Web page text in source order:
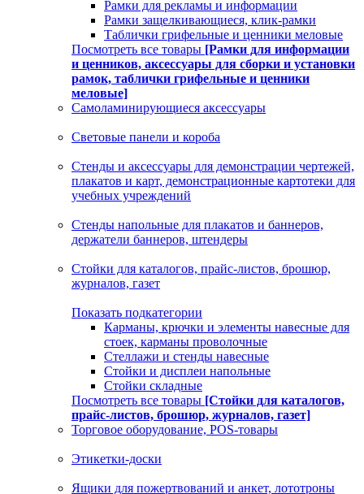
Рамки для рекламы и информации
Рамки защелкивающиеся, клик-рамки
Таблички грифельные и ценники меловые
Посмотреть все товары [Рамки для информации
и ценников, аксессуары для сборки и установки
рамок, таблички грифельные и ценники
меловые]
Самоламинирующиеся аксессуары
Световые панели и короба
Стенды и аксессуары для демонстрации чертежей,
плакатов и карт, демонстрационные картотеки для
учебных учреждений
Стенды напольные для плакатов и баннеров,
держатели баннеров, штендеры
Стойки для каталогов, прайс-листов, брошюр,
журналов, газет
Показать подкатегории
Карманы, крючки и элементы навесные для
стоек, карманы проволочные
Стеллажи и стенды навесные
Стойки и дисплеи напольные
Стойки складные
Посмотреть все товары [Стойки для каталогов,
прайс-листов, брошюр, журналов, газет]
Торговое оборудование, POS-товары
Этикетки-доски
Ящики для пожертвований и анкет, лототроны